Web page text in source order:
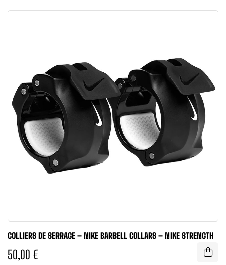
COLLIERS DE SERRAGE – NIKE BARBELL COLLARS – NIKE STRENGTH
50,00 €